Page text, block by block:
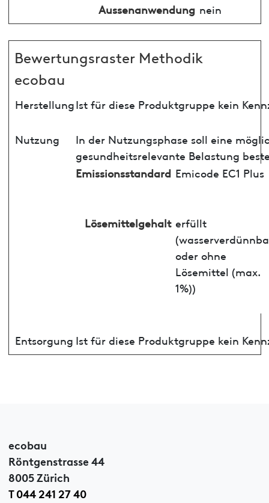
Aussenanwendung nein
Bewertungsraster Methodik
ecobau
HerstellungIst für diese Produktgruppe kein
Nutzung
In der Nutzungsphase soll eine
gesundheitsrelevante Belastung
Emissionsstandard Emicode EC1 Plus
Lösemittelgehalt erfüllt
oder ohne
Lösemittel (max.
1%))
Entsorgung Ist für diese Produktgruppe kein
ecobau
Röntgenstrasse 44
8005 Zürich
T 044 241 27 40